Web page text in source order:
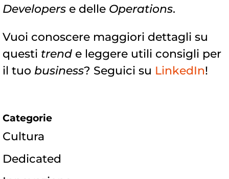
Developers e delle Operations.
Vuoi conoscere maggiori dettagli su
questi trend e leggere utili consigli per
il tuo business? Seguici su LinkedIn!
Categorie
Cultura
Dedicated